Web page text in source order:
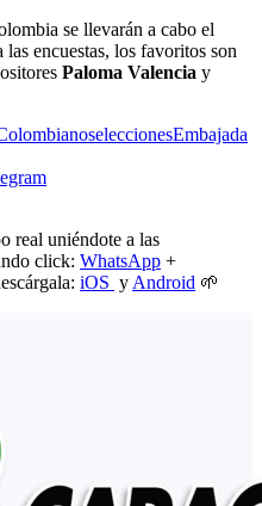
se llevarán a cabo el
encuestas, los favoritos son
Paloma Valencia y
eleccionesEmbajada
real uniéndote a las
click: WhatsApp +
iOS y Android 🌱